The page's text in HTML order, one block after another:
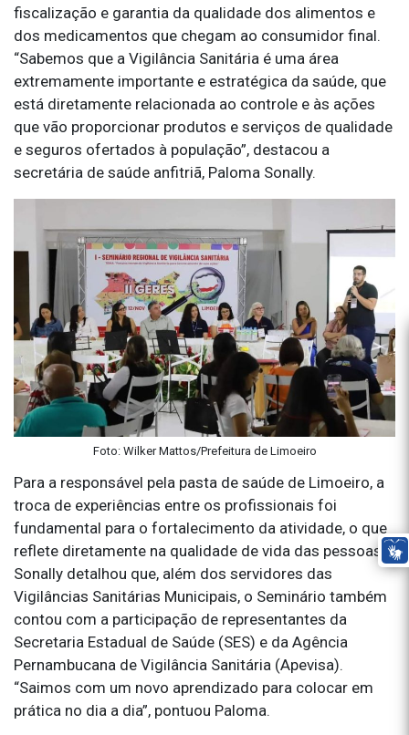
fiscalização e garantia da qualidade dos alimentos e
dos medicamentos que chegam ao consumidor final.
“Sabemos que a Vigilância Sanitária é uma área
extremamente importante e estratégica da saúde, que
está diretamente relacionada ao controle e às ações
que vão proporcionar produtos e serviços de qualidade
e seguros ofertados à população”, destacou a
secretária de saúde anfitriã, Paloma Sonally.
Foto: Wilker Mattos/Prefeitura de Limoeiro
Para a responsável pela pasta de saúde de Limoeiro, a
troca de experiências entre os profissionais foi
fundamental para o fortalecimento da atividade, o que
reflete diretamente na qualidade de vida das pessoas.
Sonally detalhou que, além dos servidores das
Vigilâncias Sanitárias Municipais, o Seminário também
contou com a participação de representantes da
Secretaria Estadual de Saúde (SES) e da Agência
Pernambucana de Vigilância Sanitária (Apevisa).
“Saimos com um novo aprendizado para colocar em
prática no dia a dia”, pontuou Paloma.